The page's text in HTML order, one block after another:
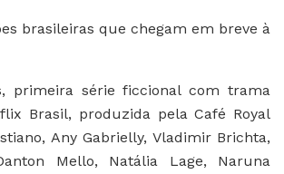
brasileiras que chegam em breve à
primeira série ficcional com trama
Brasil, produzida pela Café Royal
Any Gabrielly, Vladimir Brichta,
Mello, Natália Lage, Naruna